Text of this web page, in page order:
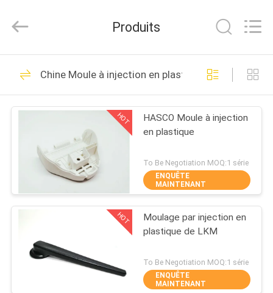
MAISON
PRODUITS
SUJET
NOUS
VISITE
D'USINE
Limited.
Developed
Moule à injection en
plastique
52
Moule électronique
d'injection
40
Produits
Chine Moule à injection en plastique
HOT
HASCO Moule à injection
en plastique
To Be Negotiation MOQ:1 série
ENQUÊTE
MAINTENANT
HOT
Moulage par injection en
plastique de LKM
To Be Negotiation MOQ:1 série
ENQUÊTE
MAINTENANT